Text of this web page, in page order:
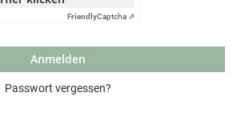
FriendlyCaptcha ⇗
Anmelden
Passwort vergessen?